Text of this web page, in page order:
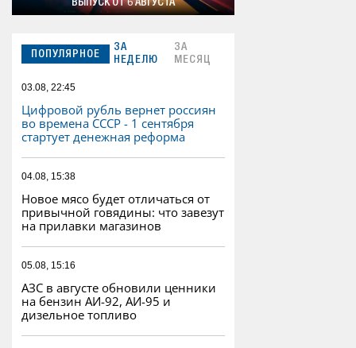
ВЫПУСК ОТ 6 АВГУСТА
ПОПУЛЯРНОЕ
ЗА
НЕДЕЛЮ
ЗА
МЕСЯЦ
03.08, 22:45
Цифровой рубль вернет россиян
во времена СССР - 1 сентября
стартует денежная реформа
04.08, 15:38
Новое мясо будет отличаться от
привычной говядины: что завезут
на прилавки магазинов
05.08, 15:16
АЗС в августе обновили ценники
на бензин АИ-92, АИ-95 и
дизельное топливо